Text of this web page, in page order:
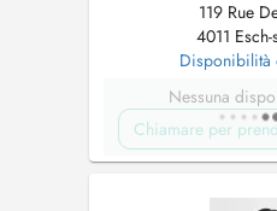
119 Rue
4011
Disponibilità
Nessuna
Chiamare per